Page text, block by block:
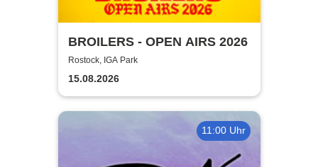
BROILERS - OPEN AIRS 2026
Rostock, IGA Park
15.08.2026
11:00 Uhr